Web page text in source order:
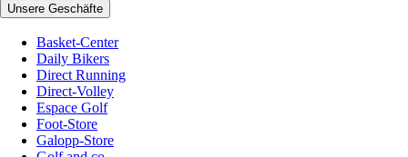
Unsere Geschäfte
Basket-Center
Daily Bikers
Direct Running
Direct-Volley
Espace Golf
Foot-Store
Galopp-Store